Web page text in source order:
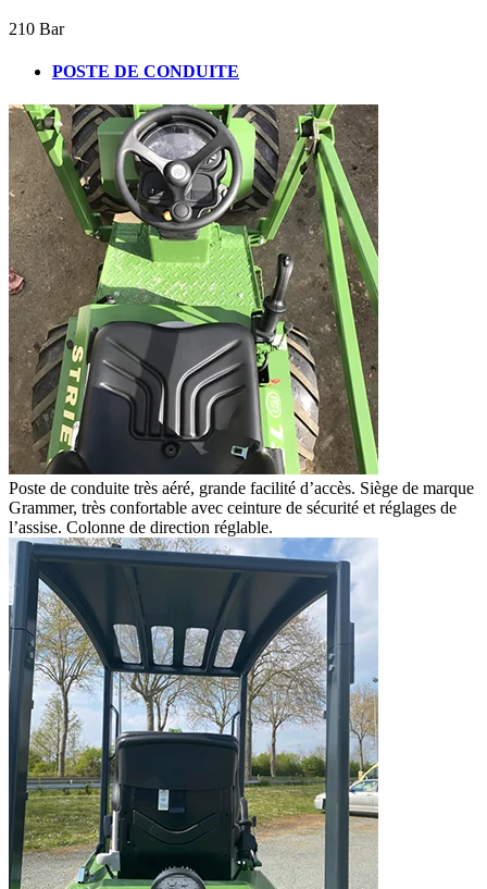
210 Bar
POSTE DE CONDUITE
Poste de conduite très aéré, grande facilité d’accès. Siège de marque
Grammer, très confortable avec ceinture de sécurité et réglages de
l’assise. Colonne de direction réglable.